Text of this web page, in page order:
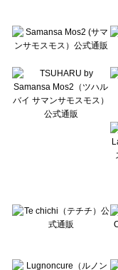
sō4ū（ソウフォーユー）のカ
Te chichi（テチチ）のカット
Te chichi CLASSIC（テチチ
Lugnoncure（ルノンキュー
BETTY'S BLUE（べティーズ
Wpc.（ワールドパーティー）